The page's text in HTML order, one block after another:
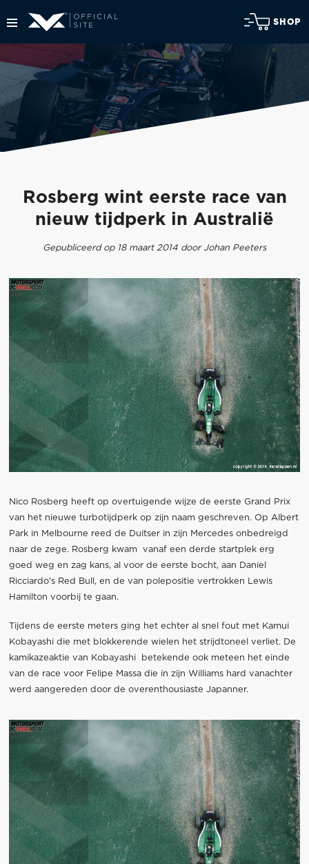
SHOP
Rosberg wint eerste race van
nieuw tijdperk in Australië
Gepubliceerd op 18 maart 2014 door Johan Peeters
Nico Rosberg heeft op overtuigende wijze de eerste Grand Prix
van het nieuwe turbotijdperk op zijn naam geschreven. Op Albert
Park in Melbourne reed de Duitser in zijn Mercedes onbedreigd
naar de zege. Rosberg kwam vanaf een derde startplek erg
goed weg en zag kans, al voor de eerste bocht, aan Daniel
Ricciardo's Red Bull, en de van polepositie vertrokken Lewis
Hamilton voorbij te gaan.
Tijdens de eerste meters ging het echter al snel fout met Kamui
Kobayashi die met blokkerende wielen het strijdtoneel verliet. De
kamikazeaktie van Kobayashi betekende ook meteen het einde
van de race voor Felipe Massa die in zijn Williams hard vanachter
werd aangereden door de overenthousiaste Japanner.